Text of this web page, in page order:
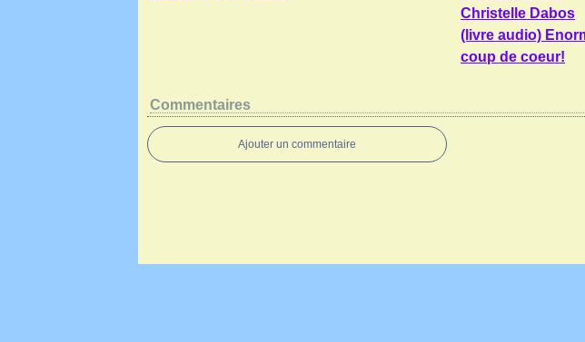
Christelle Dabos
(livre audio)
coup de coeur!
Commentaires
Ajouter un commentaire